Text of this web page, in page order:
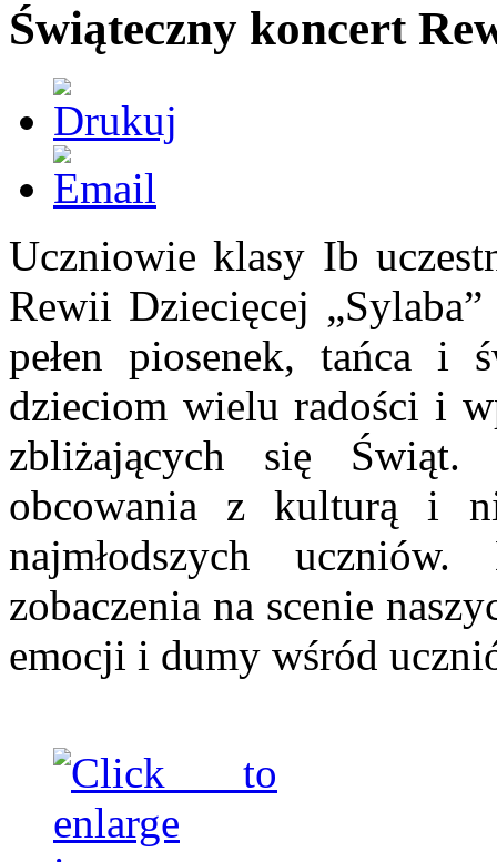
Świąteczny koncert
Uczniowie klasy Ib
Rewii Dziecięcej
pełen piosenek, tańca i
dzieciom wielu radości i
zbliżających się Świąt.
obcowania z kulturą i
najmłodszych
zobaczenia na scenie
emocji i dumy wśród